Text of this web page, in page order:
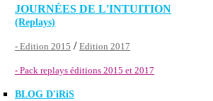
JOURNÉES DE L'INTUITION
(Replays)
- Edition 2015 / Edition 2017
- Pack replays éditions 2015 et 2017
BLOG D'iRiS